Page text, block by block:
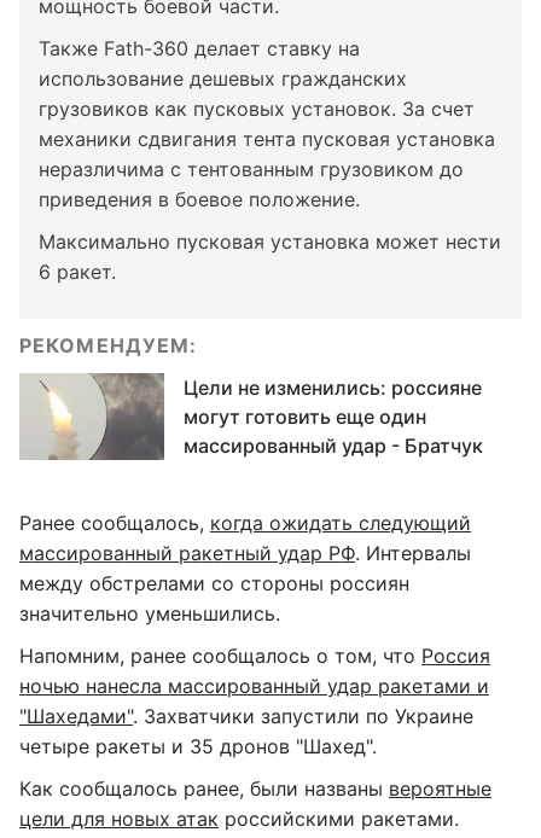
мощность боевой части.
Также Fath-360 делает ставку на
использование дешевых гражданских
грузовиков как пусковых установок. За счет
механики сдвигания тента пусковая установка
неразличима с тентованным грузовиком до
приведения в боевое положение.
Максимально пусковая установка может нести
6 ракет.
РЕКОМЕНДУЕМ:
Цели не изменились: россияне
могут готовить еще один
массированный удар - Братчук
Ранее сообщалось, когда ожидать следующий
массированный ракетный удар РФ. Интервалы
между обстрелами со стороны россиян
значительно уменьшились.
Напомним, ранее сообщалось о том, что Россия
ночью нанесла массированный удар ракетами и
"Шахедами". Захватчики запустили по Украине
четыре ракеты и 35 дронов "Шахед".
Как сообщалось ранее, были названы вероятные
цели для новых атак российскими ракетами.